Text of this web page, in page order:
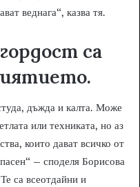
веднага“, казва тя.
са
дъжда и калта. Може
или техниката, но аз
които дават всичко от
– споделя Борисова
са всеотдайни и